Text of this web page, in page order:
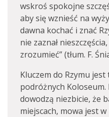
wskroś spokojne
aby się wznieść na
dawna kochać i znać
nie zaznał
zrozumieć” (tłum. F.
Kluczem do Rzymu
podróżnych
dowodzą niezbicie, że
miejscach, mowa jest